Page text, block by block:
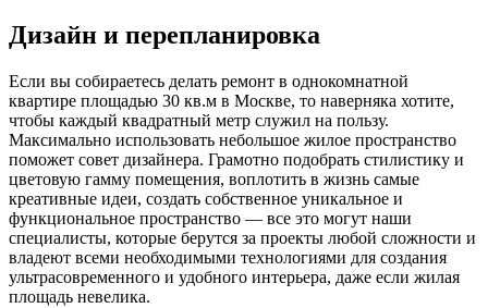
Дизайн и перепланировка
Если вы собираетесь делать ремонт в однокомнатной
квартире площадью 30 кв.м в Москве, то наверняка хотите,
чтобы каждый квадратный метр служил на пользу.
Максимально использовать небольшое жилое пространство
поможет совет дизайнера. Грамотно подобрать стилистику и
цветовую гамму помещения, воплотить в жизнь самые
креативные идеи, создать собственное уникальное и
функциональное пространство — все это могут наши
специалисты, которые берутся за проекты любой сложности и
владеют всеми необходимыми технологиями для создания
ультрасовременного и удобного интерьера, даже если жилая
площадь невелика.